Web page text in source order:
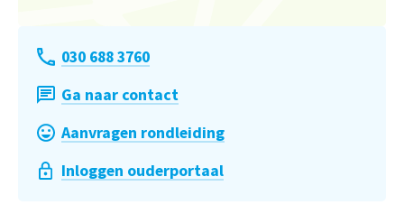
030 688 3760
Ga naar contact
Aanvragen rondleiding
Inloggen ouderportaal